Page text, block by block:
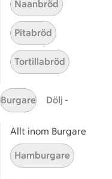
Partnererbjudanden
Våra ICA-kort
ICA
ICA Gruppen
ICA Supermarket
ICA Kvantum
ICA Maxi
Naanbröd
Pitabröd
Tortillabröd
Burgare Dölj -
Allt inom Burgare
Hamburgare